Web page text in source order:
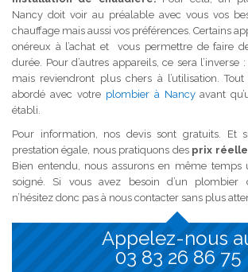
Nancy doit voir au préalable avec vous vos
chauffage mais aussi vos préférences. Certains
onéreux à l’achat et vous permettre de faire
durée. Pour d’autres appareils, ce sera l’inverse
mais reviendront plus chers à l’utilisation.
abordé avec votre plombier à Nancyavant
établi.
Pour information, nos devis sont gratuits. Et
prestation égale, nous pratiquons des prix
Bien entendu, nous assurons en même temps
soigné. Si vous avez besoin d’un plombier
n’hésitez donc pas à nous contacter sans plus
Appelez-nous
03 83 26 86 75